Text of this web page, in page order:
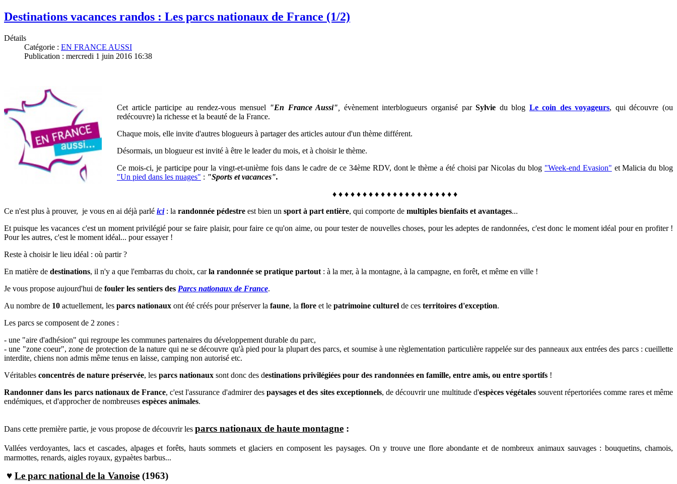
Destinations vacances randos : Les parcs nationaux de France (1/2)
Détails
Catégorie : EN FRANCE AUSSI
Publication : mercredi 1 juin 2016 16:38
Cet article participe au rendez-vous mensuel "En France Aussi" évènement interblogueurs organisé parSylvie du blog Le coin des voyageurs, qui découvre (ou
redécouvre) la richesse et la beauté de la France.
Chaque mois, elle invite d'autres blogueurs à partager des articles autour d'un thème différent.
Désormais, un blogueur est invité à être le leader du mois, et à choisir le thème.
Ce mois-ci, je participe pour la vingt-et-unième fois dans le cadre de ce 34ème RDV, dont le thème a été choisi par Nicolas du blog "Week-end Evasion" et Malicia du blog
"Un pied dans les nuages" : "Sports et vacances".
♦ ♦ ♦ ♦ ♦ ♦ ♦ ♦ ♦ ♦ ♦ ♦ ♦ ♦ ♦ ♦ ♦ ♦ ♦ ♦ ♦
Ce n'est plus à prouver, je vous en ai déjà parlé ici : la randonnée pédestre est bien un sport à part entière, qui comporte de multiples bienfaits et avantages...
Et puisque les vacances c'est un moment privilégié pour se faire plaisir, pour faire ce qu'on aime, ou pour tester de nouvelles choses, pour les adeptes de randonnées, c'est donc le moment idéal pour en profiter !
Pour les autres, c'est le moment idéal... pour essayer !
Reste à choisir le lieu idéal : où partir ?
En matière de destinations, il n'y a que l'embarras du choix, carla randonnée se pratique partout : à la mer, à la montagne, à la campagne, en forêt, et même en ville !
Je vous propose aujourd'hui de fouler les sentiers des Parcs nationaux de France.
Au nombre de 10 actuellement, les parcs nationaux ont été créés pour préserver la faune, la flore et le patrimoine culturel de ces territoires d'exception.
Les parcs se composent de 2 zones :
- une "aire d'adhésion" qui regroupe les communes partenaires du développement durable du parc,
- une "zone coeur", zone de protection de la nature qui ne se découvre qu'à pied pour la plupart des parcs, et soumise à une règlementation particulière rappelée sur des panneaux aux entrées des parcs : cueillette
interdite, chiens non admis même tenus en laisse, camping non autorisé etc.
Véritables concentrés de nature préservée, les parcs nationaux sont donc des destinations privilégiées pour des randonnées en famille, entre amis, ou entre sportifs !
Randonner dans les parcs nationaux de France, c'est l'assurance d'admirer despaysages et des sites exceptionnels, de découvrir une multitude d'espèces végétalessouvent répertoriées comme rares et même
endémiques, et d'approcher de nombreuses espèces animales.
Dans cette première partie, je vous propose de découvrir les parcs nationaux de haute montagne :
Vallées verdoyantes, lacs et cascades, alpages et forêts, hauts sommets et glaciers en composent les paysages. On y trouveune flore abondante et de nombreux animaux sauvages : bouquetins, chamois,
marmottes, renards, aigles royaux, gypaètes barbus...
♥ Le parc national de la Vanoise (1963)